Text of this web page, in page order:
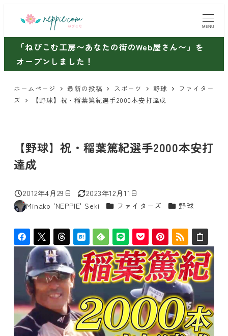
ン
ン
MENU
「ねぴこむ工房〜あなたの街のWeb屋さん〜」を
オープンしました！
ホームページ 最新の投稿 スポーツ 野球
ファイター
ズ
【野球】祝・稲葉篤紀選手2000本安打達成
【野球】祝・稲葉篤紀選手2000本安打
達成
投稿日
2012年4月29日
更新日
2023年12月11日
著
Minako 'NEPPIE' Seki カテゴリー
ファイターズ カテゴリー
野球